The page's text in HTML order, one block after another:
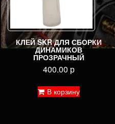
КЛЕЙ SKR ДЛЯ СБОРКИ
ДИНАМИКОВ
ПРОЗРАЧНЫЙ
400.00 р
В корзину